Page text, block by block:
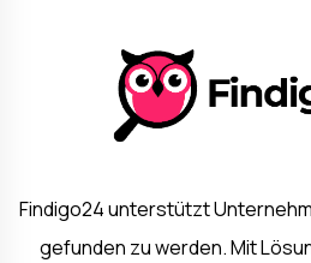
Findigo24 unterstützt
gefunden zu werden. Mit